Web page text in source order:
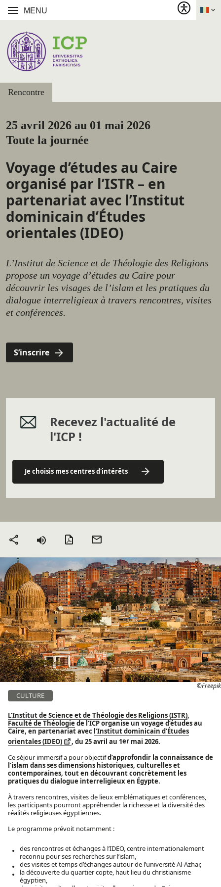
MENU
Rencontre
25 avril 2026 au 01 mai 2026
Toute la journée
Voyage d’études au Caire
organisé par l’ISTR – en
partenariat avec l’Institut
dominicain d’Études
orientales (IDEO)
L’Institut de Science et de Théologie des Religions
propose un voyage d’études au Caire pour
découvrir les visages de l’islam et les pratiques du
dialogue interreligieux à travers rencontres, visites
et conférences.
S’inscrire
Recevez l'actualité de
l'ICP !
Je choisis mes centres d'intérêts
Partager Version PDF
©Freepik
CULTURE
L’Institut de Science et de Théologie des Religions (ISTR),
Faculté de Théologie de l’ICP organise un voyage d’études au
Caire, en partenariat avec l’Institut dominicain d’Études
orientales (IDEO)
, du 25 avril au 1er mai 2026.
Ce séjour immersif a pour objectifd’approfondir la connaissance de
l’islam dans ses dimensions historiques, culturelles et
contemporaines, tout en découvrant concrètement les
pratiques du dialogue interreligieux en Égypte.
À travers rencontres, visites de lieux emblématiques et conférences,
les participants pourront appréhender la richesse et la diversité des
réalités religieuses égyptiennes.
Le programme prévoit notamment :
des rencontres et échanges à l’IDEO, centre internationalement
reconnu pour ses recherches sur l’islam,
des visites et temps d’échanges autour de l’université Al-Azhar,
la découverte du quartier copte, haut lieu du christianisme
égyptien,